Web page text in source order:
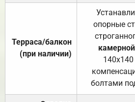
Терраса/балкон
(при наличии)
опорные
болтами